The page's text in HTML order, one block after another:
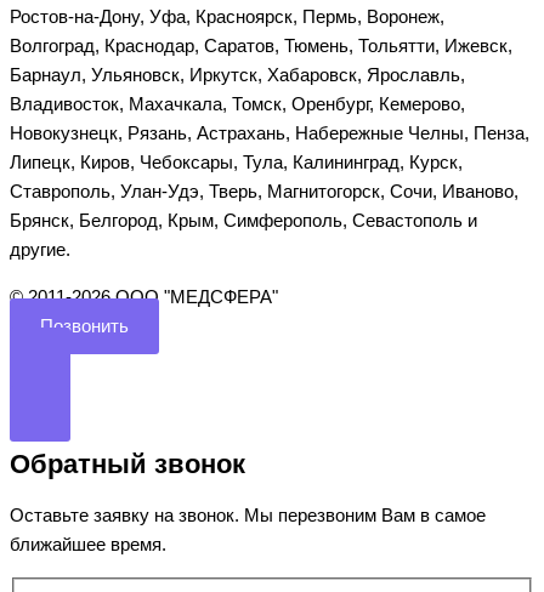
Ростов-на-Дону, Уфа, Красноярск, Пермь, Воронеж,
Волгоград, Краснодар, Саратов, Тюмень, Тольятти, Ижевск,
Барнаул, Ульяновск, Иркутск, Хабаровск, Ярославль,
Владивосток, Махачкала, Томск, Оренбург, Кемерово,
Новокузнецк, Рязань, Астрахань, Набережные Челны, Пенза,
Липецк, Киров, Чебоксары, Тула, Калининград, Курск,
Ставрополь, Улан-Удэ, Тверь, Магнитогорск, Сочи, Иваново,
Брянск, Белгород, Крым, Симферополь, Севастополь и
другие.
©️ 2011-2026 ООО "МЕДСФЕРА"
Позвонить
Обратный звонок
Оставьте заявку на звонок. Мы перезвоним Вам в самое
ближайшее время.